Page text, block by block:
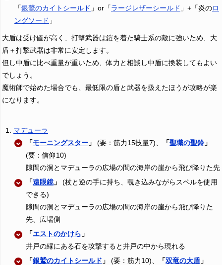
「銀鷲のカイトシールド 」or「ラージレザーシールド 」+「炎のロ
ングソード 」
大盾は受け値が高く、打撃武器は鎧を着た騎士系の敵に強いため、大
盾＋打撃武器は非常に安定します。
但し中盾に比べ重量が重いため、体力と相談し中盾に換装してもよい
でしょう。
魔術師で始めた場合でも、最低限の盾と武器を扱えたほうが攻略が楽
になります。
マデューラ
「モーニングスター 」 (要：筋力15技量7)、 「聖職の聖鈴」
(要：信仰10)
隙間の洞とマデューラの広場の間の海岸の崖から飛び降りた先
「遠眼鏡」
(杖と逆の手に持ち、覗き込みながらスペルを使用
できる)
隙間の洞とマデューラの広場の間の海岸の崖から飛び降りた
先、広場側
「エストのかけら 」
井戸の縁にある石を攻撃すると井戸の中から現れる
「銀鷲のカイトシールド 」 (要：筋力10)、 「双竜の大盾 」